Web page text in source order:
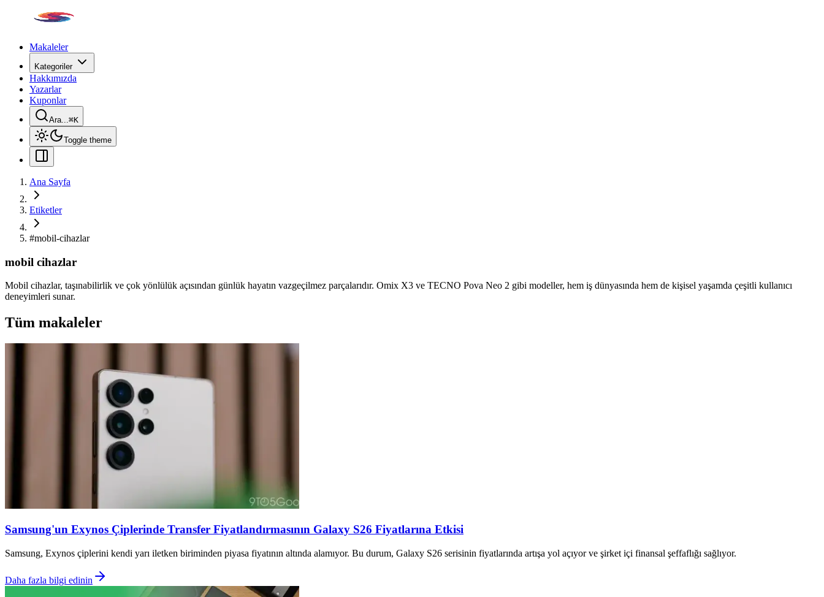
Makaleler
Kategoriler
Hakkımızda
Yazarlar
Kuponlar
Ara...⌘K
Toggle theme
Ana Sayfa
Etiketler
#mobil-cihazlar
mobil cihazlar
Mobil cihazlar, taşınabilirlik ve çok yönlülük açısından günlük hayatın vazgeçilmez parçalarıdır. Omix X3 ve TECNO Pova Neo 2 gibi modeller, hem iş dünyasında hem de kişisel yaşamda çeşitli kullanıcı
deneyimleri sunar.
Tüm makaleler
Samsung'un Exynos Çiplerinde Transfer Fiyatlandırmasının Galaxy S26 Fiyatlarına Etkisi
Samsung, Exynos çiplerini kendi yarı iletken biriminden piyasa fiyatının altında alamıyor. Bu durum, Galaxy S26 serisinin fiyatlarında artışa yol açıyor ve şirket içi finansal şeffaflığı sağlıyor.
Daha fazla bilgi edinin